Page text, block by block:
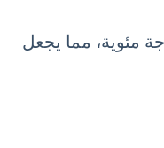
شهر سبتمبر في كوريا الجنوبية بطقس معتدل ومثالي للسياحة. درجات الحرارة تكون عادةً معتدلة تتراوح بين 20 إلى 25 درجة مئوية، مما يجعل